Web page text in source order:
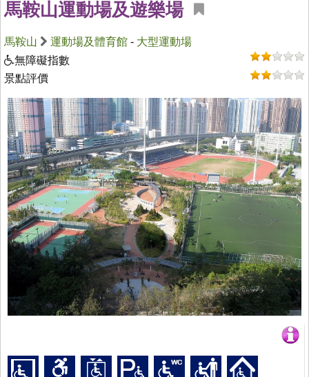
馬鞍山運動場及遊樂場
馬鞍山 運動場及體育館 - 大型運動場
無障礙指數
景點評價